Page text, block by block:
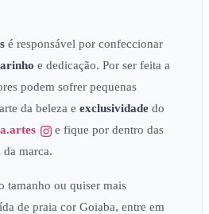
é responsável por confeccionar
e dedicação. Por ser feita a
podem sofrer pequenas
da beleza e exclusividade do
e fique por dentro das
da marca.
tamanho ou quiser mais
de praia cor Goiaba, entre em